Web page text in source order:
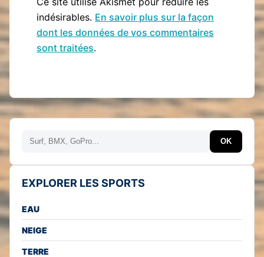
indésirables. En savoir plus sur la façon
dont les données de vos commentaires
sont traitées.
Rechercher OK
EXPLORER LES SPORTS
EAU
NEIGE
TERRE